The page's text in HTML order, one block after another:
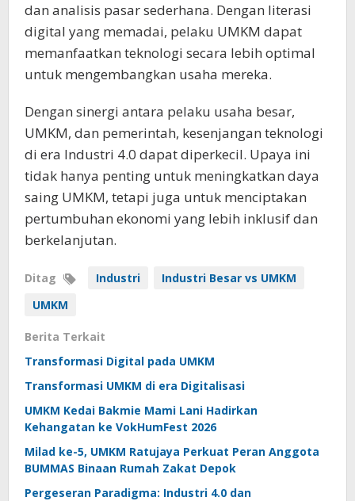
dan analisis pasar sederhana. Dengan literasi
digital yang memadai, pelaku UMKM dapat
memanfaatkan teknologi secara lebih optimal
untuk mengembangkan usaha mereka.
Dengan sinergi antara pelaku usaha besar,
UMKM, dan pemerintah, kesenjangan teknologi
di era Industri 4.0 dapat diperkecil. Upaya ini
tidak hanya penting untuk meningkatkan daya
saing UMKM, tetapi juga untuk menciptakan
pertumbuhan ekonomi yang lebih inklusif dan
berkelanjutan.
Ditag Industri
Industri Besar vs UMKM
UMKM
Berita Terkait
Transformasi Digital pada UMKM
Transformasi UMKM di era Digitalisasi
UMKM Kedai Bakmie Mami Lani Hadirkan
Kehangatan ke VokHumFest 2026
Milad ke-5, UMKM Ratujaya Perkuat Peran Anggota
BUMMAS Binaan Rumah Zakat Depok
Pergeseran Paradigma: Industri 4.0 dan